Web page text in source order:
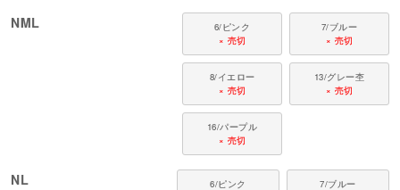
NML
6/ピンク
× 売切
7/ブルー
× 売切
8/イエロー
× 売切
13/グレー杢
× 売切
16/パープル
× 売切
NL 6/ピンク 7/ブルー